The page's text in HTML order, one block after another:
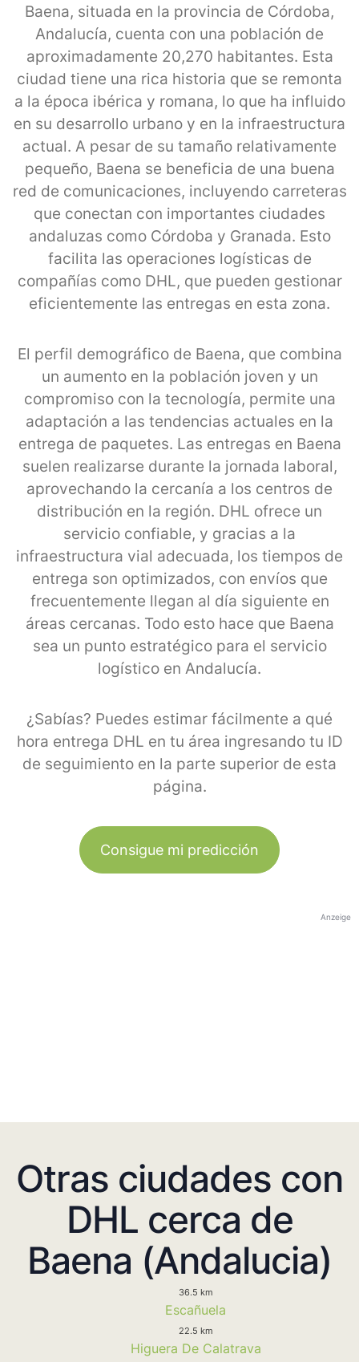
Baena, situada en la provincia de Córdoba,
Andalucía, cuenta con una población de
aproximadamente 20,270 habitantes. Esta
ciudad tiene una rica historia que se remonta
a la época ibérica y romana, lo que ha influido
en su desarrollo urbano y en la infraestructura
actual. A pesar de su tamaño relativamente
pequeño, Baena se beneficia de una buena
red de comunicaciones, incluyendo carreteras
que conectan con importantes ciudades
andaluzas como Córdoba y Granada. Esto
facilita las operaciones logísticas de
compañías como DHL, que pueden gestionar
eficientemente las entregas en esta zona.
El perfil demográfico de Baena, que combina
un aumento en la población joven y un
compromiso con la tecnología, permite una
adaptación a las tendencias actuales en la
entrega de paquetes. Las entregas en Baena
suelen realizarse durante la jornada laboral,
aprovechando la cercanía a los centros de
distribución en la región. DHL ofrece un
servicio confiable, y gracias a la
infraestructura vial adecuada, los tiempos de
entrega son optimizados, con envíos que
frecuentemente llegan al día siguiente en
áreas cercanas. Todo esto hace que Baena
sea un punto estratégico para el servicio
logístico en Andalucía.
¿Sabías? Puedes estimar fácilmente a qué
hora entrega DHL en tu área ingresando tu ID
de seguimiento en la parte superior de esta
página.
Consigue mi predicción
Anzeige
Otras ciudades con
DHL cerca de
Baena (Andalucia)
36.5 km
Escañuela
22.5 km
Higuera De Calatrava